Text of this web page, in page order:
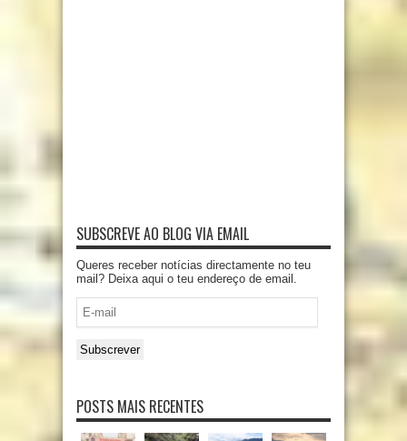
SUBSCREVE AO BLOG VIA EMAIL
Queres receber notícias directamente no teu
mail? Deixa aqui o teu endereço de email.
mail
Subscrever
POSTS MAIS RECENTES